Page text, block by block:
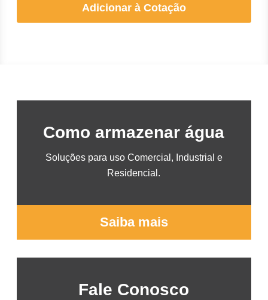
Adicionar à Cotação
Como armazenar água
Soluções para uso Comercial, Industrial e
Residencial.
Saiba mais
Fale Conosco